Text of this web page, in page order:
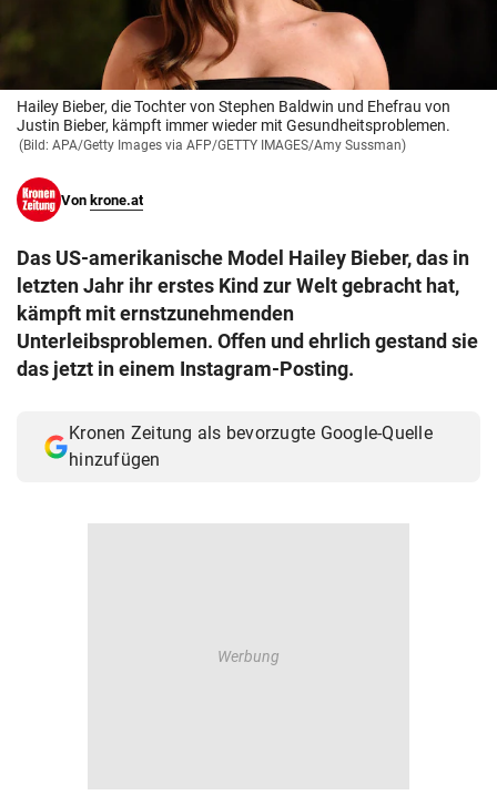
© Krone Multimedia GmbH & Co KG 2026
Muthgasse 2, 1190 Wien
Hailey Bieber, die Tochter von Stephen Baldwin und Ehefrau von
Justin Bieber, kämpft immer wieder mit Gesundheitsproblemen.
(Bild: APA/Getty Images via AFP/GETTY IMAGES/Amy Sussman)
Von krone.at
Das US-amerikanische Model Hailey Bieber, das in
letzten Jahr ihr erstes Kind zur Welt gebracht hat,
kämpft mit ernstzunehmenden
Unterleibsproblemen. Offen und ehrlich gestand sie
das jetzt in einem Instagram-Posting.
Kronen Zeitung als bevorzugte Google-Quelle
hinzufügen